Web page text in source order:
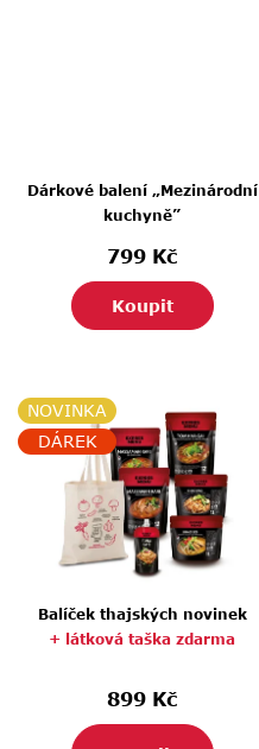
Dárkové balení „Mezinárodní
kuchyně”
799 Kč
Koupit
NOVINKA
DÁREK
Balíček thajských novinek
+ látková taška zdarma
899 Kč